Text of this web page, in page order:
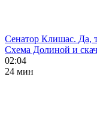
Сенатор Клишас. Да,
Схема Долиной и
02:04
24 мин